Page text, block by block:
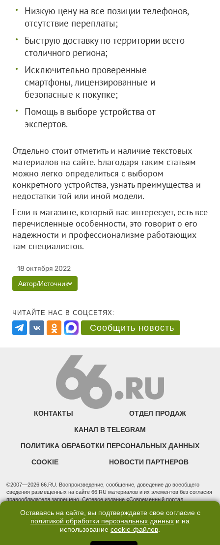
Низкую цену на все позиции телефонов,
отсутствие переплаты;
Быструю доставку по территории всего
столичного региона;
Исключительно проверенные
смартфоны, лицензированные и
безопасные к покупке;
Помощь в выборе устройства от
экспертов.
Отдельно стоит отметить и наличие текстовых
материалов на сайте. Благодаря таким статьям
можно легко определиться с выбором
конкретного устройства, узнать преимущества и
недостатки той или иной модели.
Если в магазине, который вас интересует, есть все
перечисленные особенности, это говорит о его
надежности и профессионализме работающих
там специалистов.
18 октября 2022
Автор/Источник
ЧИТАЙТЕ НАС В СОЦСЕТЯХ:
Сообщить новость
КОНТАКТЫ ОТДЕЛ ПРОДАЖ
КАНАЛ В TELEGRAM
ПОЛИТИКА ОБРАБОТКИ ПЕРСОНАЛЬНЫХ ДАННЫХ
COOKIE НОВОСТИ ПАРТНЕРОВ
©2007—2026 66.RU. Воспроизведение, сообщение, доведение до всеобщего
сведения размещенных на сайте 66.RU материалов и их элементов без согласия
правообладателя запрещено. Сетевое издание «Современный портал
надзору в сфере связи, информационных технологий и массовых коммуникаций
(Роскомнадзор). Регистрационный номер ЭЛ № ФС 77 - 76634 от 02.09.2019
Учредитель: Общество с ограниченной ответственностью "66.ру". Юридический
3, оф. 7015 Фактический адрес редакции и отдела продаж: 620014, Свердловская
Оставаясь на сайте, вы подтверждаете свое согласие с
политикой обработки персональных данных и на
использование cookie-файлов.